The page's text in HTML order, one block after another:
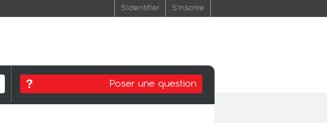
S'identifier S'inscrire
Poser une question